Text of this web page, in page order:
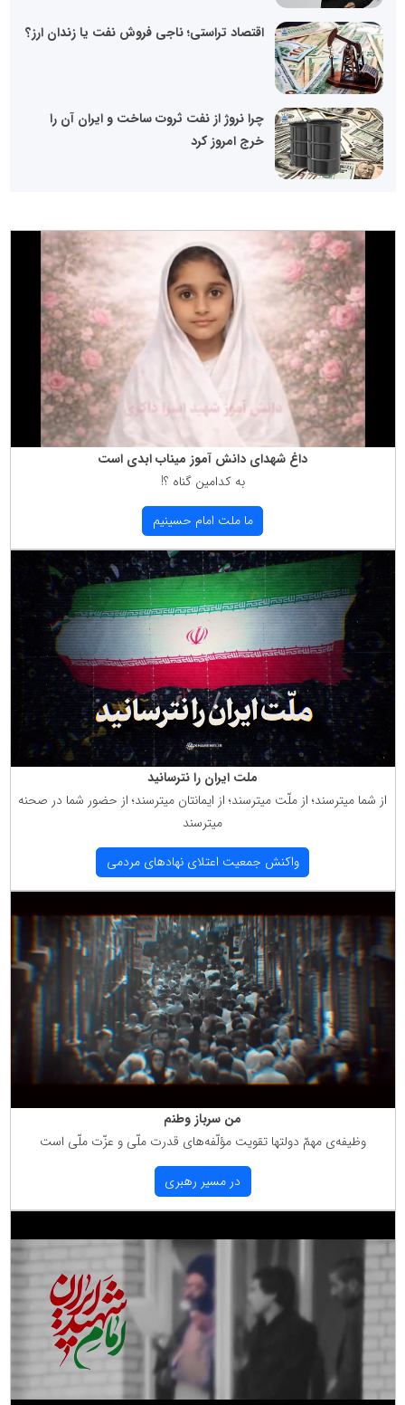
اقتصاد تراستی؛ ناجی فروش نفت یا زندان ارز؟
چرا نروژ از نفت ثروت ساخت و ایران آن را
خرج امروز کرد
داغ شهدای دانش آموز میناب ابدی است
به كدامین گناه ؟!
ما ملت امام حسینیم
ملت ایران را نترسانید
از شما میترسند؛ از ملّت میترسند؛ از ایمانتان میترسند؛ از حضور شما در صحنه
میترسند
واكنش جمعیت اعتلای نهادهای مردمی
من سرباز وطنم
وظیفه‌ی مهمّ دولتها تقویت مؤلّفه‌های قدرت ملّی و عزّت ملّی است
در مسیر رهبری